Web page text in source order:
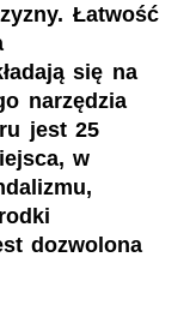
Łatwość
się na
narzędzia
jest 25
w
dozwolona